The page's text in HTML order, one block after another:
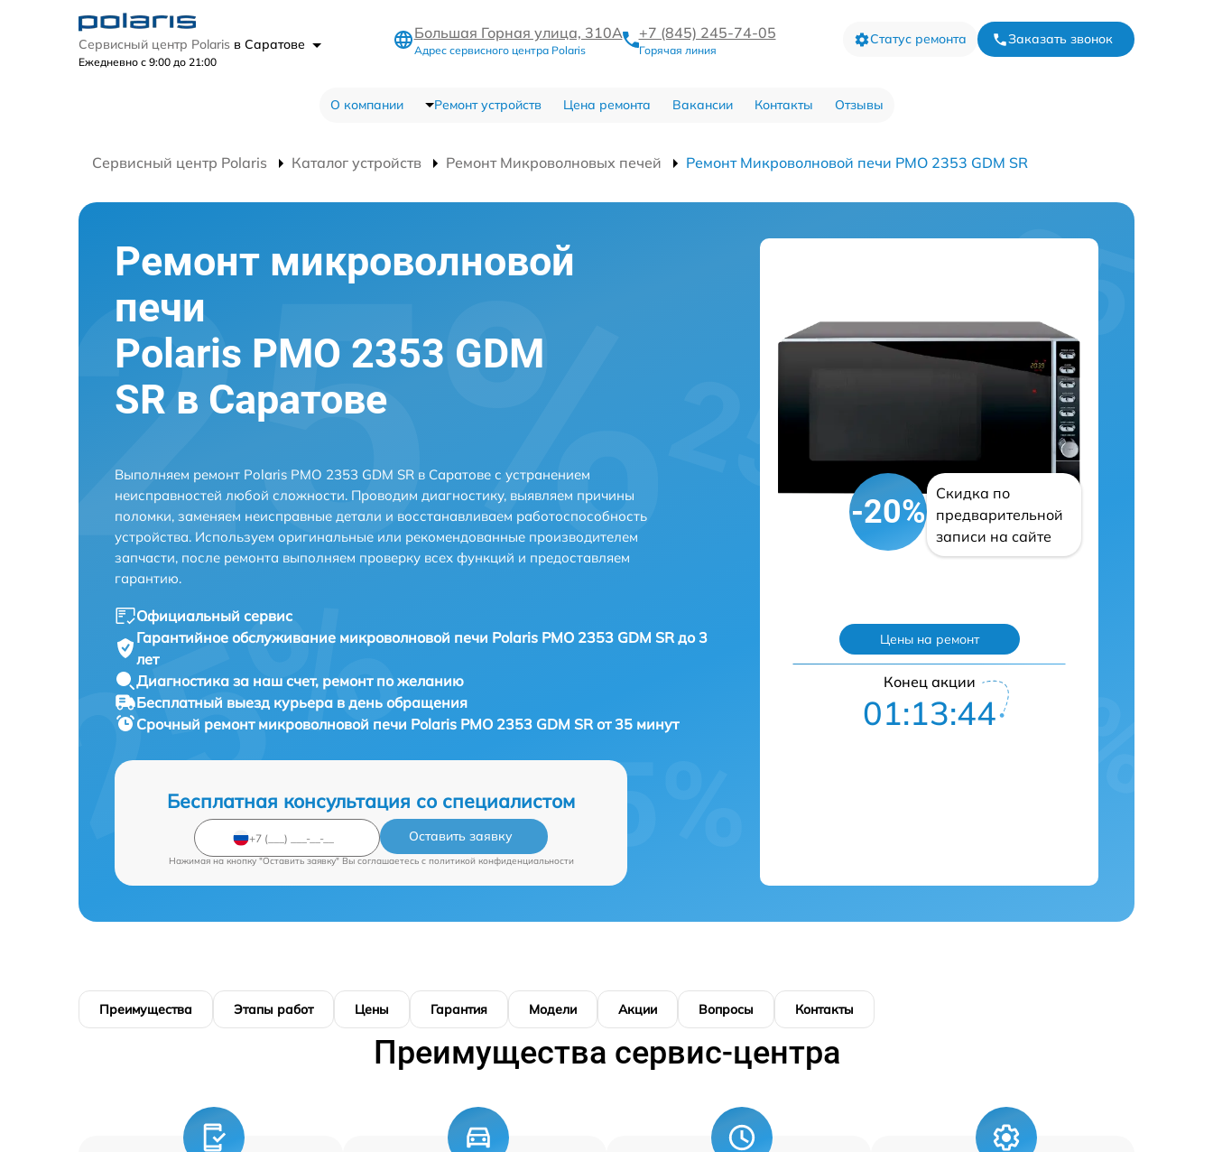
Сервисный центр Polaris в Саратове
Ежедневно с 9:00 до 21:00
Большая Горная улица, 310А
Адрес сервисного центра Polaris
+7 (845) 245-74-05
Горячая линия
Статус ремонта Заказать звонок
О компании Ремонт устройств Цена ремонта Вакансии Контакты Отзывы
Сервисный центр Polaris Каталог устройств Ремонт Микроволновых печей Ремонт Микроволновой печи PMO 2353 GDM SR
Ремонт микроволновой
печи
Polaris PMO 2353 GDM
SR в Саратове
Выполняем ремонт Polaris PMO 2353 GDM SR в Саратове с устранением
неисправностей любой сложности. Проводим диагностику, выявляем причины
поломки, заменяем неисправные детали и восстанавливаем работоспособность
устройства. Используем оригинальные или рекомендованные производителем
запчасти, после ремонта выполняем проверку всех функций и предоставляем
гарантию.
Официальный сервис
Гарантийное обслуживание микроволновой печи Polaris PMO 2353 GDM SR до 3
лет
Диагностика за наш счет, ремонт по желанию
Бесплатный выезд курьера в день обращения
Срочный ремонт микроволновой печи Polaris PMO 2353 GDM SR от 35 минут
Бесплатная консультация со специалистом
Оставить заявку
Нажимая на кнопку "Оставить заявку" Вы соглашаетесь c политикой конфиденциальности
-20%
Скидка по
предварительной
записи на сайте
Цены на ремонт
Конец акции
01:13:43
Преимущества Этапы работ Цены Гарантия Модели Акции Вопросы Контакты
Преимущества сервис-центра